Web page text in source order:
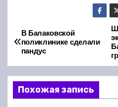
Н
а
в
и
В Балаковской
поликлинике сделали
пандус
Похожая запись